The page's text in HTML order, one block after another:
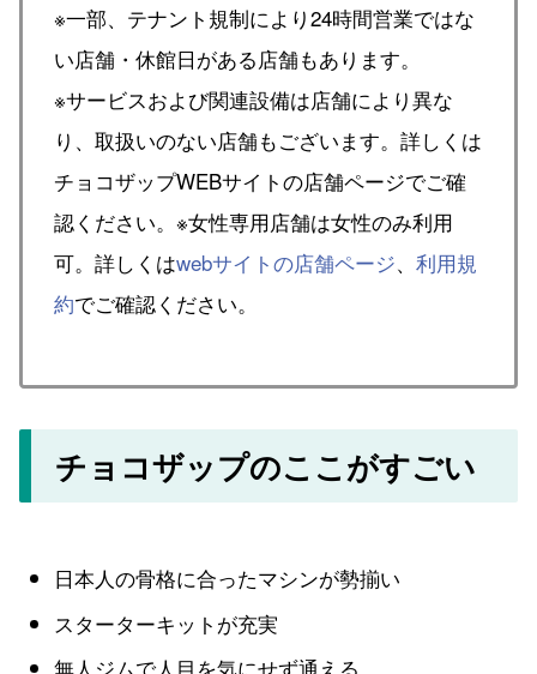
※一部、テナント規制により24時間営業ではな
い店舗・休館日がある店舗もあります。
※サービスおよび関連設備は店舗により異な
り、取扱いのない店舗もございます。詳しくは
チョコザップWEBサイトの店舗ページでご確
認ください。※女性専用店舗は女性のみ利用
可。詳しくはwebサイトの店舗ページ、 利用規
約でご確認ください。
チョコザップのここがすごい
日本人の骨格に合ったマシンが勢揃い
スターターキットが充実
無人ジムで人目を気にせず通える